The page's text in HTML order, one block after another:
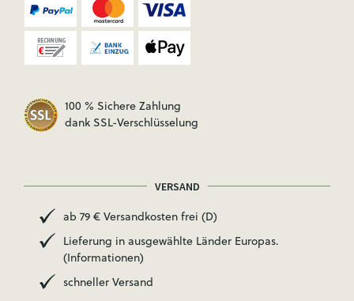
100 % Sichere Zahlung
dank SSL-Verschlüsselung
VERSAND
ab 79 € Versandkosten frei (D)
Lieferung in ausgewählte Länder Europas.
(Informationen)
schneller Versand